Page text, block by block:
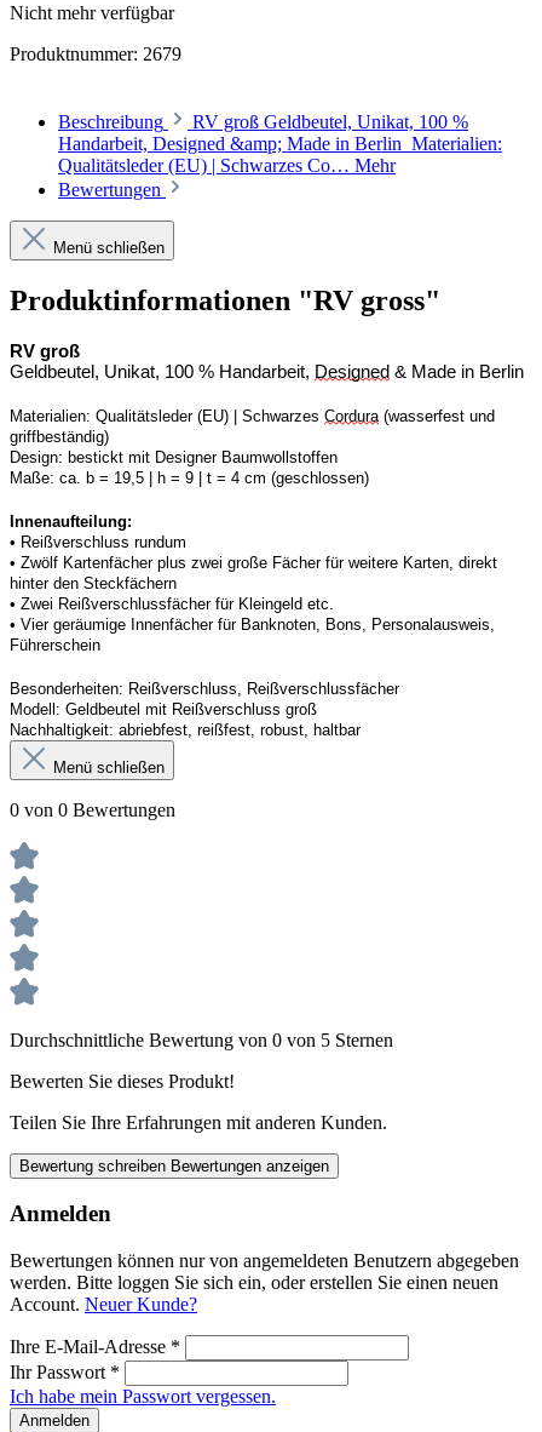
Nicht mehr verfügbar
Produktnummer: 2679
Beschreibung
RV groß Geldbeutel, Unikat, 100 %
Handarbeit, Designed &amp; Made in Berlin Materialien:
Qualitätsleder (EU) | Schwarzes Co… Mehr
Bewertungen
Menü schließen
Produktinformationen "RV gross"
RV groß
Geldbeutel, Unikat, 100 % Handarbeit, Designed & Made in Berlin
Materialien: Qualitätsleder (EU) | Schwarzes Cordura (wasserfest und
griffbeständig)
Design: bestickt mit Designer Baumwollstoffen
Maße: ca. b = 19,5 | h = 9 | t = 4 cm (geschlossen)
Innenaufteilung:
• Reißverschluss rundum
• Zwölf Kartenfächer plus zwei große Fächer für weitere Karten, direkt
hinter den Steckfächern
• Zwei Reißverschlussfächer für Kleingeld etc.
• Vier geräumige Innenfächer für Banknoten, Bons, Personalausweis,
Führerschein
Besonderheiten: Reißverschluss , Reißverschlussfächer
Modell: Geldbeutel mit Reißverschluss groß
Nachhaltigkeit: abriebfest, reißfest, robust haltbar
Menü schließen
0 von 0 Bewertungen
Durchschnittliche Bewertung von 0 von 5 Sternen
Bewerten Sie dieses Produkt!
Teilen Sie Ihre Erfahrungen mit anderen Kunden.
Bewertung schreiben Bewertungen anzeigen
Anmelden
Bewertungen können nur von angemeldeten Benutzern abgegeben
werden. Bitte loggen Sie sich ein, oder erstellen Sie einen neuen
Account. Neuer Kunde?
Ihre E-Mail-Adresse *
Ihr Passwort *
Ich habe mein Passwort vergessen.
Anmelden